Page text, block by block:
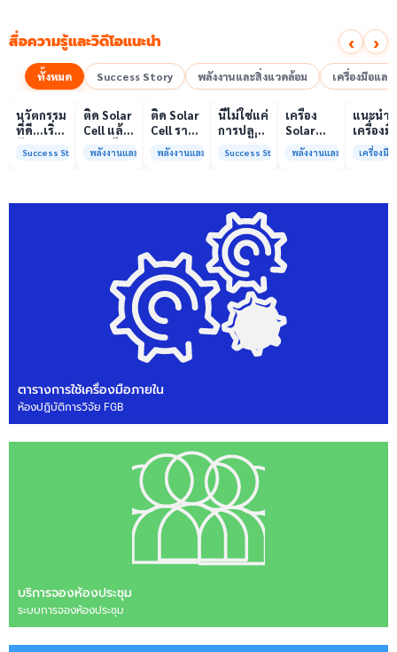
สื่อความรู้และวิดีโอแนะนำ ‹ ›
ทั้งหมด Success Story พลังงานและสิ่งแวดล้อม เครื่องมือแล
00:10
นวัตกรรม
ที่ดี…เริ่ม
ความร่วม
Success Story
00:10
ติด Solar
Cell แล้ว
ลดค่าไฟ
ได้จริง
พลังงานและสิ่งแวดล้อม
00:08
ติด Solar
Cell ราคา
แพง แต่
ค่าไฟ
พลังงานและสิ่งแวดล้อม
เล่นวิดีโอ
นี่ไม่ใช่แค่
การปลูก
คือการ
ให้ป่า
ต้นน้ำและ
ชุมชน
Success Story
เครื่อง
Solar
Simulator
มาตรฐาน
รับรอง
ISO/IEC17025
บริการ
พลังงานและสิ่งแวดล้อม
เล่
01:00
แนะนำ
เครื่องมื
วิเคราะ
ทดสอบ
การกลา
เครื่องมื
ตารางการใช้เครื่องมือภายใน
ห้องปฏิบัติการวิจัย FGB
บริการจองห้องประชุม
ระบบการจองห้องประชุม